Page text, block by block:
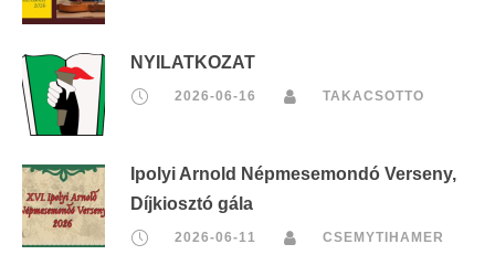
NYILATKOZAT
2026-06-16 TAKACSOTTO
Ipolyi Arnold Népmesemondó Verseny,
Díjkiosztó gála
2026-06-11 CSEMYTIHAMER